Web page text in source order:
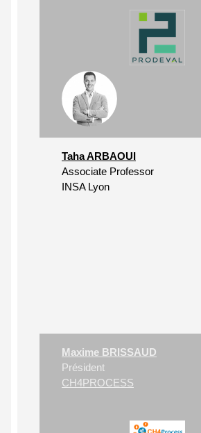
Taha ARBAOUI
Associate Professor
INSA Lyon
Maxime BRISSAUD
Président
CH4PROCESS